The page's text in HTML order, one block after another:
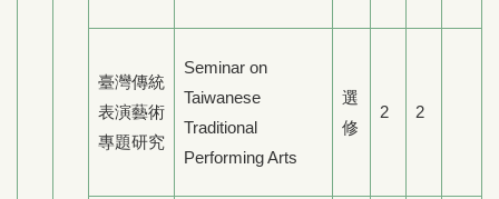
臺灣傳統
表演藝術
專題研究
Seminar on
Taiwanese
Traditional
Performing Arts
選
修
2 2